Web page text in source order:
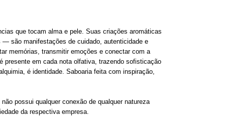
que tocam alma e pele. Suas criações aromáticas
— são manifestações de cuidado, autenticidade e
memórias, transmitir emoções e conectar com a
presente em cada nota olfativa, trazendo sofisticação
é identidade. Saboaria feita com inspiração,
possui qualquer conexão de qualquer natureza
da respectiva empresa.